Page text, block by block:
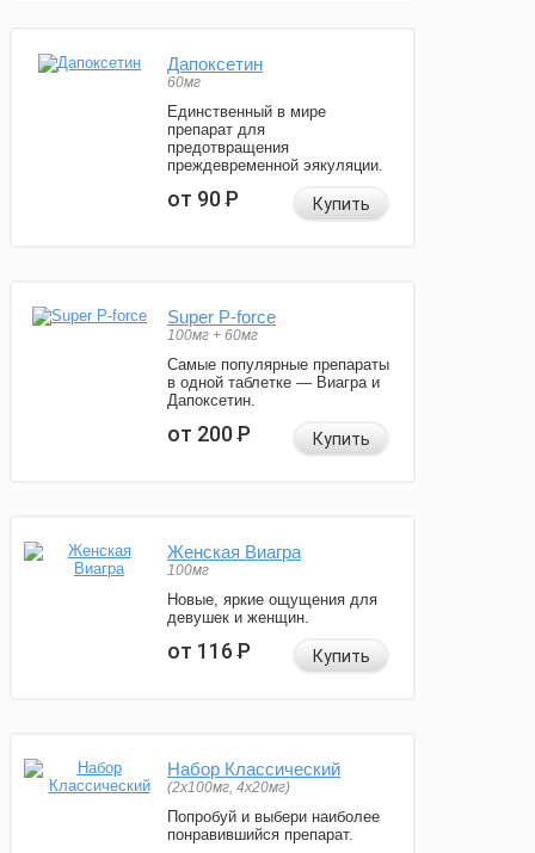
Дапоксетин
60мг
Единственный в мире
препарат для
предотвращения
преждевременной эякуляции.
от 90Р Купить
Super P-force
100мг + 60мг
Самые популярные препараты
в одной таблетке — Виагра и
Дапоксетин.
от 200Р Купить
Женская Виагра
100мг
Новые, яркие ощущения для
девушек и женщин.
от 116Р Купить
Набор Классический
(2x100мг, 4x20мг)
Попробуй и выбери наиболее
понравившийся препарат.